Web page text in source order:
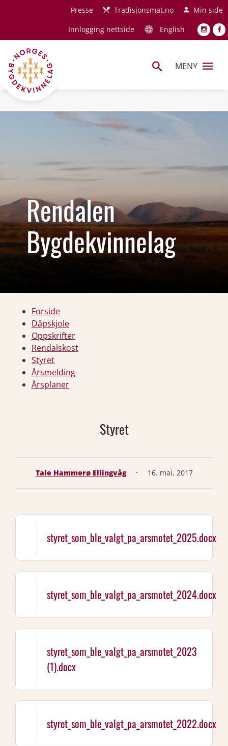
Hopp til hovedinnholdPresse Tradisjonsmat.no
Min side
Innlogging nettside
English
MENY
Rendalen
Bygdekvinnelag
Forside
Dåpskjole
Oppskrifter
Rendalskost
Styret
Årsmelding
Årsplaner
Styret
Tale Hammerø Ellingvåg · 16. mai, 2017
styret_som_ble_valgt_pa_arsmotet_2025.docx
styret_som_ble_valgt_pa_arsmotet_2024.docx
styret_som_ble_valgt_pa_arsmotet_2023
(1).docx
styret_som_ble_valgt_pa_arsmotet_2022.docx